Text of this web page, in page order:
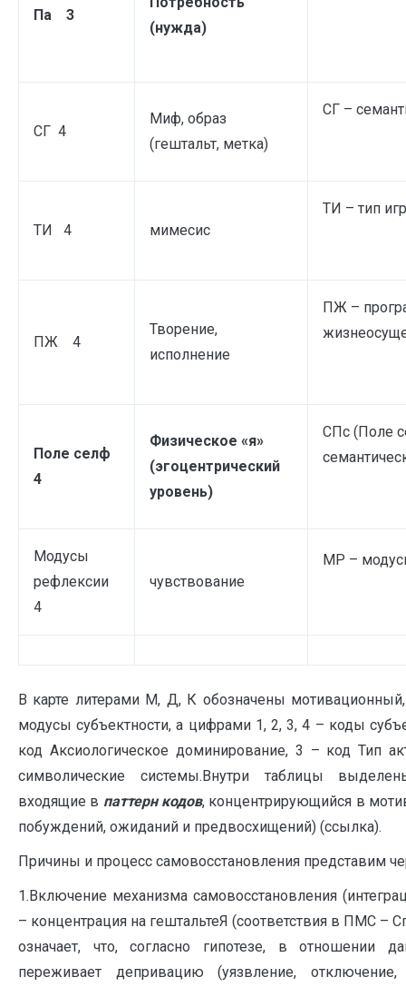
Па 3
(нужда)
СГ 4
Миф, образ
(гештальт, метка)
СГ –
ТИ 4 мимесис
ТИ – тип
ПЖ 4
Творение,
исполнение
ПЖ –
Поле селф
4
Физическое «я»
(эгоцентрический
уровень)
СПс (Поле
Модусы
рефлексии
4
чувствование
МР –
В карте литерами М, Д, К обозначены
модусы субъектности, а цифрами 1, 2, 3, 4 – коды
код Аксиологическое доминирование, 3 – код Тип
символические системы.Внутри таблицы
входящие в паттерн кодов, концентрирующийся в
побуждений, ожиданий и предвосхищений) (ссылка).
Причины и процесс самовосстановления представим
1.Включение механизма самовосстановления
– концентрация на гештальтеЯ (соответствия в ПМС –
означает, что, согласно гипотезе, в отношении
переживает депривацию (уязвление, отключение,